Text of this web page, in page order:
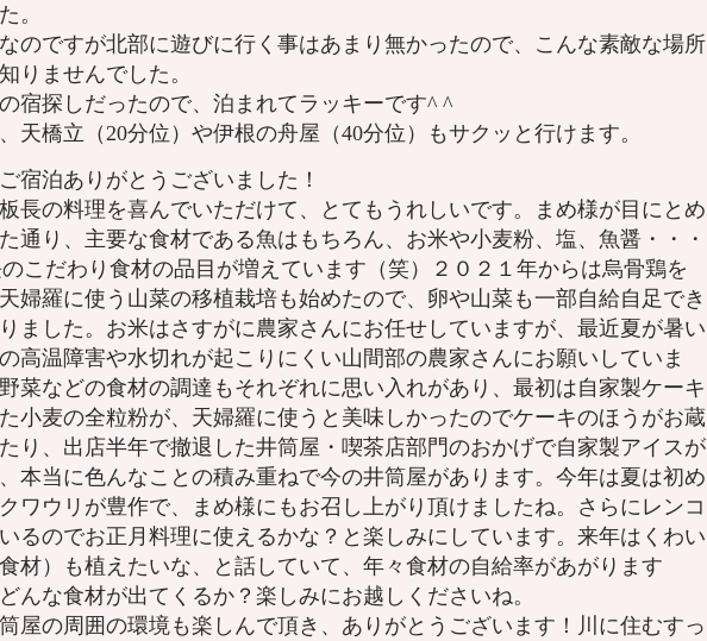
。
のですが北部に遊びに行く事はあまり無かったので、こんな素敵な場所
りませんでした。
宿探しだったので、泊まれてラッキーです^ ^
天橋立（20分位）や伊根の舟屋（40分位）もサクッと行けます。
宿泊ありがとうございました！
長の料理を喜んでいただけて、とてもうれしいです。まめ様が目にとめ
通り、主要な食材である魚はもちろん、お米や小麦粉、塩、魚醤・・・
こだわり食材の品目が増えています（笑）２０２１年からは烏骨鶏を
婦羅に使う山菜の移植栽培も始めたので、卵や山菜も一部自給自足でき
ました。お米はさすがに農家さんにお任せしていますが、最近夏が暑い
高温障害や水切れが起こりにくい山間部の農家さんにお願いしていま
菜などの食材の調達もそれぞれに思い入れがあり、最初は自家製ケーキ
小麦の全粒粉が、天婦羅に使うと美味しかったのでケーキのほうがお蔵
り、出店半年で撤退した井筒屋・喫茶店部門のおかげで自家製アイスが
本当に色んなことの積み重ねで今の井筒屋があります。今年は夏は初め
ワウリが豊作で、まめ様にもお召し上がり頂けましたね。さらにレンコ
るのでお正月料理に使えるかな？と楽しみにしています。来年はくわい
食材）も植えたいな、と話していて、年々食材の自給率があがります
どんな食材が出てくるか？楽しみにお越しくださいね。
屋の周囲の環境も楽しんで頂き、ありがとうございます！川に住むすっ